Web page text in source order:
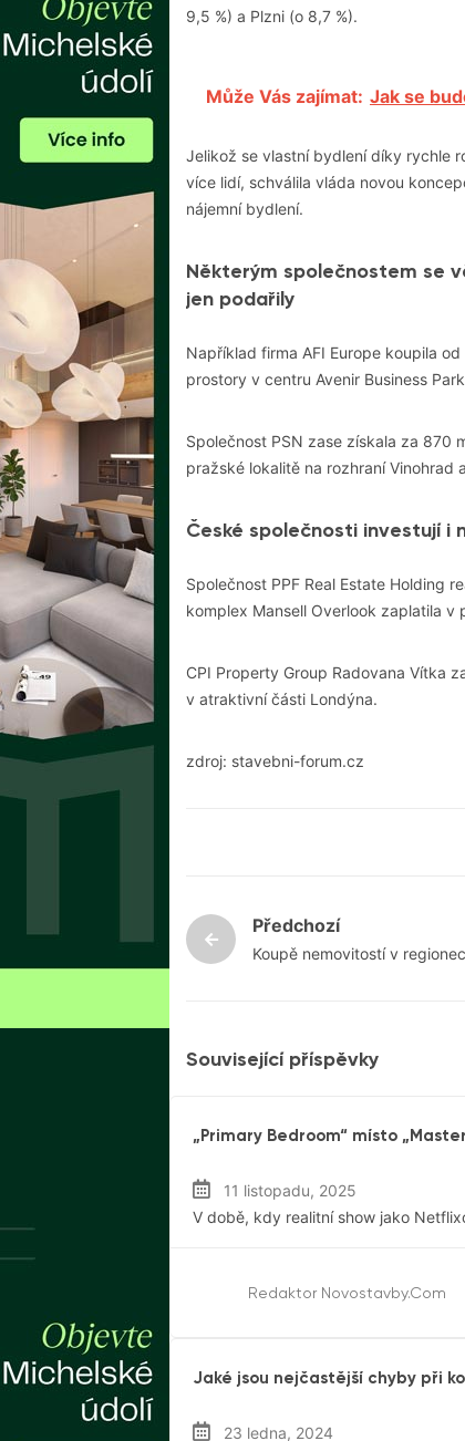
9,5 %) a Plzni (o 8,7 %).
Může Vás zajímat: Jak se
Jelikož se vlastní bydlení díky rychle
více lidí, schválila vláda novou
nájemní bydlení.
Některým společnostem se
jen podařily
Například firma AFI Europe koupila
prostory v centru Avenir Business
Společnost PSN zase získala za 870
pražské lokalitě na rozhraníVinohrad
České společnosti investují i
Společnost PPF Real Estate Holding
komplex Mansell Overlook zaplatila v
CPI Property Group Radovana Vítka
v atraktivní části Londýna.
zdroj: stavebni-forum.cz
Předchozí
Koupě nemovitostí v
Související příspěvky
Rezidenční Trh
„Primary Bedroom“ místo
11 listopadu, 2025
V době, kdy realitní show jako
Redaktor Novostavby.com
Rezidenční Trh
Jaké jsou nejčastější chyby při
23 ledna, 2024